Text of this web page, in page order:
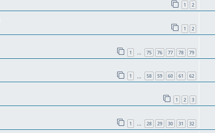
1 2
1 2
1 … 75 76 77 78 79
1 58 59 60 61 62
1 2 3
1 … 28 29 30 31 32